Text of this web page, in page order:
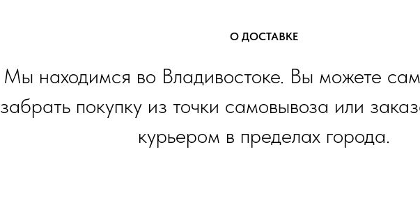
О ДОСТАВКЕ
Мы находимся во Владивостоке. Вы можете
забрать покупку из точки самовывоза или
курьером в пределах города.